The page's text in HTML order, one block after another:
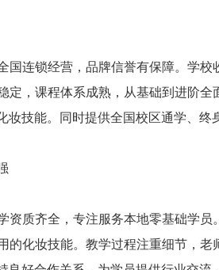
国连锁经营，品牌信誉有保障。学
定，课程体系成熟，从基础到进阶
技能。同时提供全国校区通学、终
资质齐全，专注服务本地零基础学
的化妆技能。教学过程注重细节，